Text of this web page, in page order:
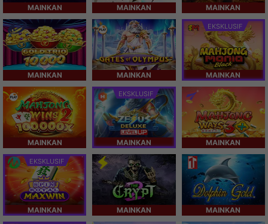
MAINKAN MAINKAN MAINKAN
MAINKAN MAINKAN
EKSKLUSIF
MAINKAN
MAINKAN
EKSKLUSIF
MAINKAN MAINKAN
EKSKLUSIF
MAINKAN MAINKAN MAINKAN